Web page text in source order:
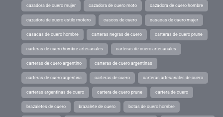
cazadora de cuero mujer cazadora de cuero moto cazadora de cuero hombre
cazadora de cuero estilo motero cascos de cuero casacas de cuero mujer
casacas de cuero hombre carteras negras de cuero carteras de cuero prune
carteras de cuero hombre artesanales carteras de cuero artesanales
carteras de cuero argentino carteras de cuero argentinas
carteras de cuero argentina carteras de cuero carteras artesanales de cuero
carteras argentinas de cuero cartera de cuero prune cartera de cuero
brazaletes de cuero brazalete de cuero botas de cuero hombre